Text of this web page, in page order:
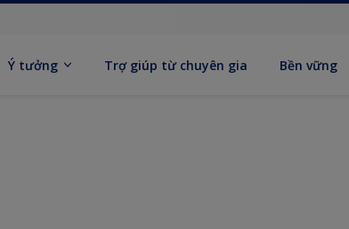
Ý tưởng Trợ giúp từ chuyên gia Bền vững